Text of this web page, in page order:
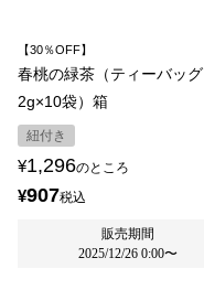
【30％OFF】
春桃の緑茶（ティーバッグ
2g×10袋）箱
紐付き
¥1,296のところ
¥907税込
販売期間
2025/12/26 0:00〜